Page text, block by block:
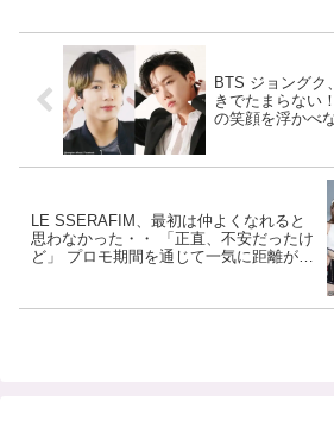
BTS ジョングク
きでたまらない
の笑顔を浮かべ
LE SSERAFIM、最初は仲よくなれると
思わなかった・・ 「正直、不安だったけ
ど」 プロモ期間を通じて一気に距離が縮